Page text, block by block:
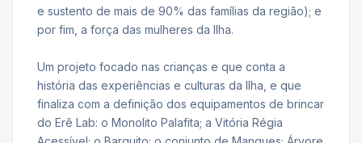
e sustento de mais de 90% das famílias da região); e
por fim, a força das mulheres da Ilha.
Um projeto focado nas crianças e que conta a
história das experiências e culturas da Ilha, e que
finaliza com a definição dos equipamentos de brincar
do Erê Lab: o Monolito Palafita; a Vitória Régia